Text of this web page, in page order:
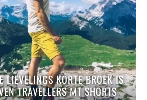
LIEVELINGS KORTE BROEK IS
TRAVELLERS MT SHORTS